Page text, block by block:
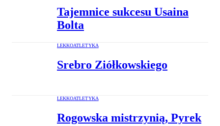
Tajemnice sukcesu Usaina
Bolta
LEKKOATLETYKA
Srebro Ziółkowskiego
LEKKOATLETYKA
Rogowska mistrzynią, Pyrek